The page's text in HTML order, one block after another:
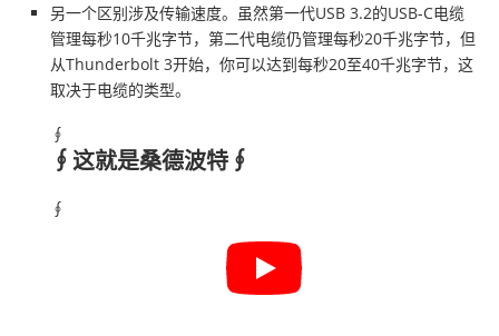
另一个区别涉及传输速度。虽然第一代USB 3.2的USB-C电缆
管理每秒10千兆字节，第二代电缆仍管理每秒20千兆字节，但
从Thunderbolt 3开始，你可以达到每秒20至40千兆字节，这
取决于电缆的类型。
∮
∮这就是桑德波特∮
∮